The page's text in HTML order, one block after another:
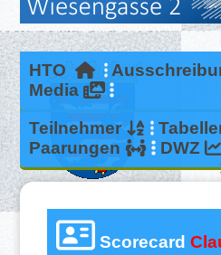
HTO
Media
Teilnehmer
Paarungen
DWZ
Scorecard